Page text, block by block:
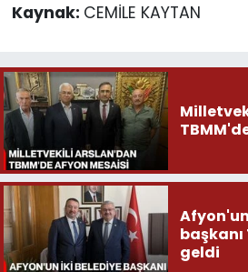
Kaynak: CEMİLE KAYTAN
geldi